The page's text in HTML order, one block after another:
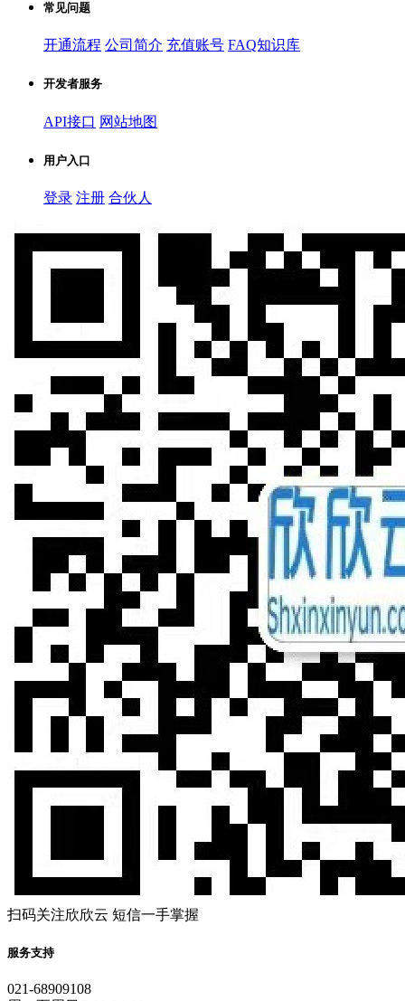
常见问题
开通流程 公司简介 充值账号 FAQ知识库
开发者服务
API接口 网站地图
用户入口
登录 注册 合伙人
扫码关注欣欣云 短信一手掌握
服务支持
021-68909108